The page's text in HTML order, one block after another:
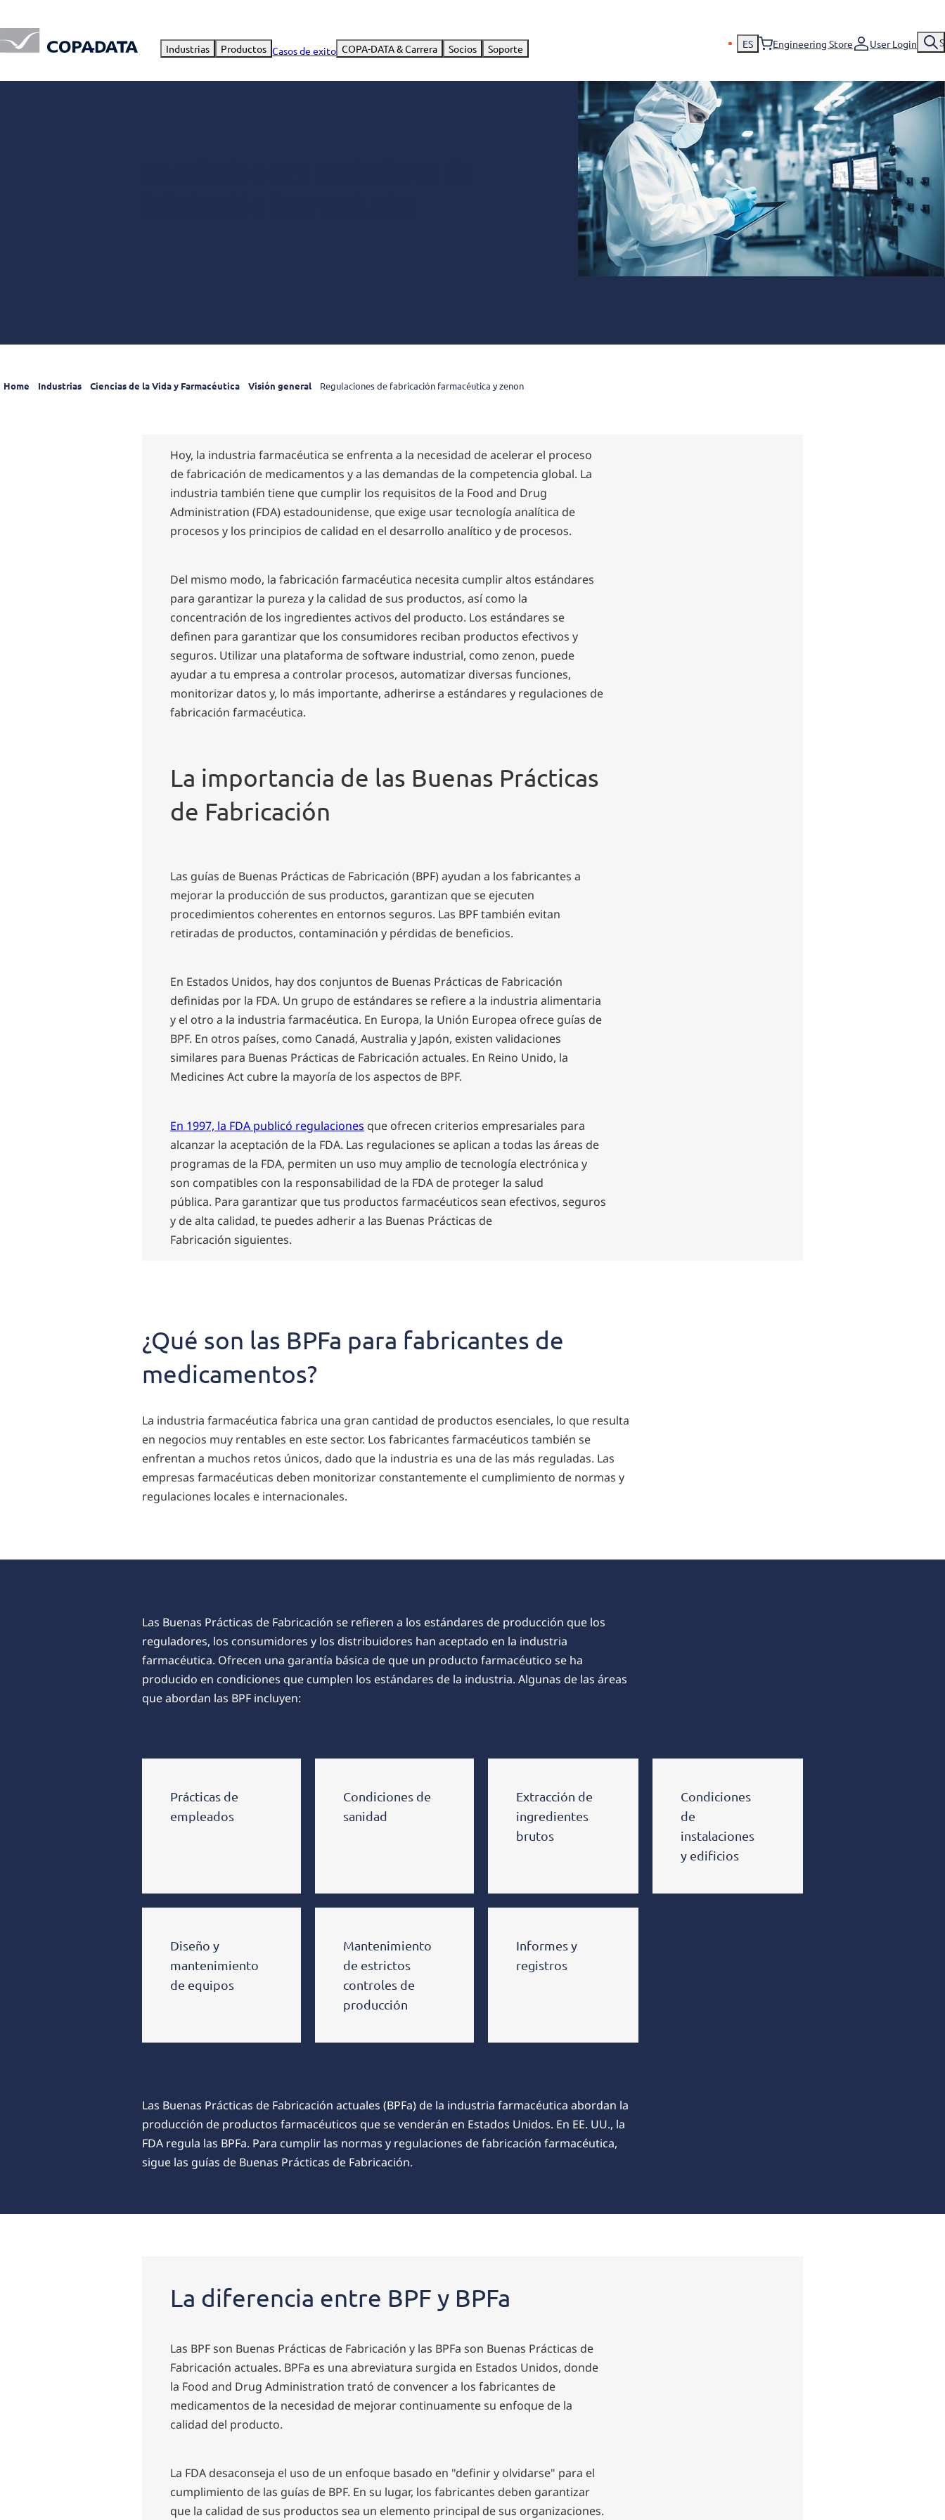
Industrias Productos Casos de exito COPA-DATA & Carrera Socios Soporte ES Engineering Store User Login
Home Industrias Ciencias de la Vida y Farmacéutica Visión general Regulaciones de fabricación farmacéutica y zenon
Hoy, la industria farmacéutica se enfrenta a la necesidad de acelerar el proceso
de fabricación de medicamentos y a las demandas de la competencia global. La
industria también tiene que cumplir los requisitos de la Food and Drug
Administration (FDA) estadounidense, que exige usar tecnología analítica de
procesos y los principios de calidad en el desarrollo analítico y de procesos.
Del mismo modo, la fabricación farmacéutica necesita cumplir altos estándares
para garantizar la pureza y la calidad de sus productos, así como la
concentración de los ingredientes activos del producto. Los estándares se
definen para garantizar que los consumidores reciban productos efectivos y
seguros. Utilizar una plataforma de software industrial, como zenon, puede
ayudar a tu empresa a controlar procesos, automatizar diversas funciones,
monitorizar datos y, lo más importante, adherirse a estándares y regulaciones de
fabricación farmacéutica.
La importancia de las Buenas Prácticas
de Fabricación
Las guías de Buenas Prácticas de Fabricación (BPF) ayudan a los fabricantes a
mejorar la producción de sus productos, garantizan que se ejecuten
procedimientos coherentes en entornos seguros. Las BPF también evitan
retiradas de productos, contaminación y pérdidas de beneficios.
En Estados Unidos, hay dos conjuntos de Buenas Prácticas de Fabricación
definidas por la FDA. Un grupo de estándares se refiere a la industria alimentaria
y el otro a la industria farmacéutica. En Europa, la Unión Europea ofrece guías de
BPF. En otros países, como Canadá, Australia y Japón, existen validaciones
similares para Buenas Prácticas de Fabricación actuales. En Reino Unido, la
Medicines Act cubre la mayoría de los aspectos de BPF.
En 1997, la FDA publicó regulaciones que ofrecen criterios empresariales para
alcanzar la aceptación de la FDA. Las regulaciones se aplican a todas las áreas de
programas de la FDA, permiten un uso muy amplio de tecnología electrónica y
son compatibles con la responsabilidad de la FDA de proteger la salud
pública. Para garantizar que tus productos farmacéuticos sean efectivos, seguros
y de alta calidad, te puedes adherir a las Buenas Prácticas de
Fabricación siguientes.
cGMP?
¿Qué son las BPFa para fabricantes de
medicamentos?
La industria farmacéutica fabrica una gran cantidad de productos esenciales, lo que resulta
en negocios muy rentables en este sector. Los fabricantes farmacéuticos también se
enfrentan a muchos retos únicos, dado que la industria es una de las más reguladas. Las
empresas farmacéuticas deben monitorizar constantemente el cumplimiento de normas y
regulaciones locales e internacionales.
Las Buenas Prácticas de Fabricación se refieren a los estándares de producción que los
reguladores, los consumidores y los distribuidores han aceptado en la industria
farmacéutica. Ofrecen una garantía básica de que un producto farmacéutico se ha
producido en condiciones que cumplen los estándares de la industria. Algunas de las áreas
que abordan las BPF incluyen:
Prácticas de
empleados
Condiciones de
sanidad
Extracción de
ingredientes
brutos
Condiciones
de
instalaciones
y edificios
Diseño y
mantenimiento
de equipos
Mantenimiento
de estrictos
controles de
producción
Informes y
registros
Las Buenas Prácticas de Fabricación actuales (BPFa) de la industria farmacéutica abordan la
producción de productos farmacéuticos que se venderán en Estados Unidos. En EE. UU., la
FDA regula las BPFa. Para cumplir las normas y regulaciones de fabricación farmacéutica,
sigue las guías de Buenas Prácticas de Fabricación.
La diferencia entre BPF y BPFa
Las BPF son Buenas Prácticas de Fabricación y las BPFa son Buenas Prácticas de
Fabricación actuales. BPFa es una abreviatura surgida en Estados Unidos, donde
la Food and Drug Administration trató de convencer a los fabricantes de
medicamentos de la necesidad de mejorar continuamente su enfoque de la
calidad del producto.
La FDA desaconseja el uso de un enfoque basado en "definir y olvidarse" para el
cumplimiento de las guías de BPF. En su lugar, los fabricantes deben garantizar
que la calidad de sus productos sea un elemento principal de sus organizaciones.